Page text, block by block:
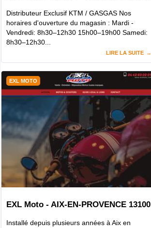
Distributeur Exclusif KTM / GASGAS Nos
horaires d'ouverture du magasin : Mardi -
Vendredi: 8h30–12h30 15h00–19h00 Samedi:
8h30–12h30...
LIRE LA SUITE
EXL MOTO
EXL Moto - AIX-EN-PROVENCE 13100
Installé depuis plusieurs années à Aix en